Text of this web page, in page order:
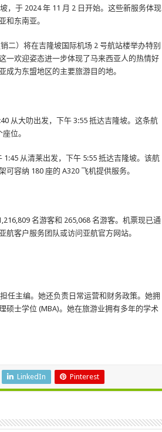
，于 2024 年 11 月 2 日开始。这些新服务体现
和东南亚。
二）将在吉隆坡国际机场 2 号航站楼举办特别
一欢迎姿态进一步体现了马来西亚人的热情好
为东盟地区的主要旅游目的地。
从大叻出发，下午 3:55 抵达吉隆坡。这条航
位。
从清莱出发，下午 5:55 抵达吉隆坡。该航
容纳 180 座的 A320 飞机提供服务。
名游客和 265,068 名游客。机票现已通
客户服务团队或访问亚航官方网站。
任主编。她还负责日常运营和财务政策。她拥
硕士学位 (MBA)。她在旅游业拥有多年​​的学术
LinkedIn Pinterest